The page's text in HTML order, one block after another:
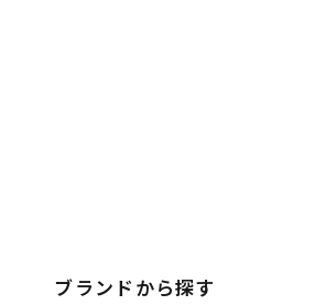
ブランドから探す